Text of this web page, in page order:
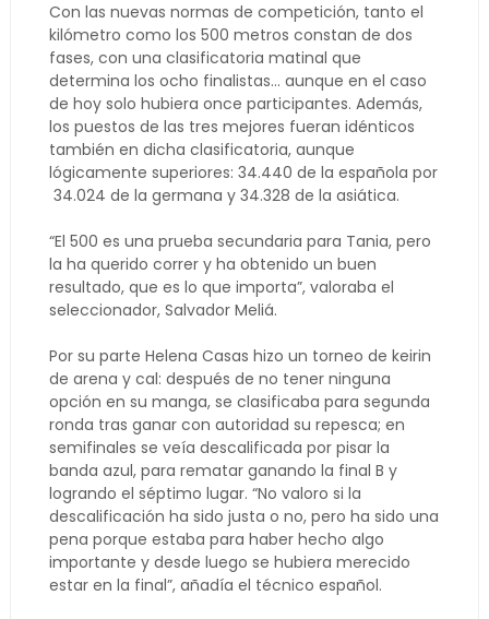
Con las nuevas normas de competición, tanto el
kilómetro como los 500 metros constan de dos
fases, con una clasificatoria matinal que
determina los ocho finalistas… aunque en el caso
de hoy solo hubiera once participantes. Además,
los puestos de las tres mejores fueran idénticos
también en dicha clasificatoria, aunque
lógicamente superiores: 34.440 de la española por
34.024 de la germana y 34.328 de la asiática.
“El 500 es una prueba secundaria para Tania, pero
la ha querido correr y ha obtenido un buen
resultado, que es lo que importa”, valoraba el
seleccionador, Salvador Meliá.
Por su parte Helena Casas hizo un torneo de keirin
de arena y cal: después de no tener ninguna
opción en su manga, se clasificaba para segunda
ronda tras ganar con autoridad su repesca; en
semifinales se veía descalificada por pisar la
banda azul, para rematar ganando la final B y
logrando el séptimo lugar. “No valoro si la
descalificación ha sido justa o no, pero ha sido una
pena porque estaba para haber hecho algo
importante y desde luego se hubiera merecido
estar en la final”, añadía el técnico español.